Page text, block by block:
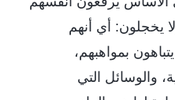
يخجلون: أي أنهم
بمواهبهم،
والوسائل التي